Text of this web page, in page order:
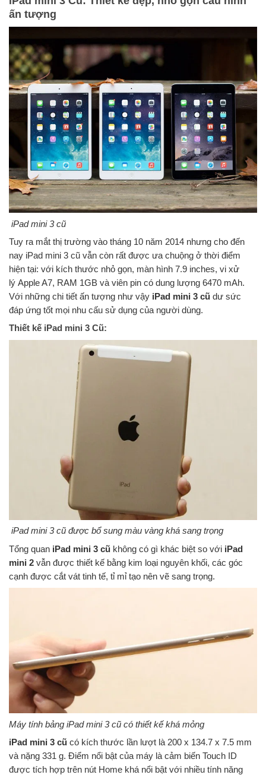
ấn tượng
iPad mini 3 cũ
Tuy ra mắt thị trường vào tháng 10 năm 2014 nhưng cho đến
nay iPad mini 3 cũ vẫn còn rất được ưa chuộng ở thời điểm
hiện tại: với kích thước nhỏ gọn, màn hình 7.9 inches, vi xử
lý Apple A7, RAM 1GB và viên pin có dung lượng 6470 mAh.
Với những chi tiết ấn tượng như vậy iPad mini 3 cũ dư sức
đáp ứng tốt mọi nhu cấu sử dụng của người dùng.
Thiết kế iPad mini 3 Cũ:
iPad mini 3 cũ được bổ sung màu vàng khá sang trọng
Tổng quan iPad mini 3 cũ không có gì khác biệt so với iPad
mini 2 vẫn được thiết kế bằng kim loại nguyên khối, các góc
cạnh được cắt vát tinh tế, tỉ mỉ tạo nên vẽ sang trọng.
Máy tính bảng iPad mini 3 cũ có thiết kế khá mỏng
iPad mini 3 cũ có kích thước lần lượt là 200 x 134.7 x 7.5 mm
và nặng 331 g. Điểm nổi bật của máy là cảm biến Touch ID
được tích hợp trên nút Home khá nổi bật với nhiều tính năng